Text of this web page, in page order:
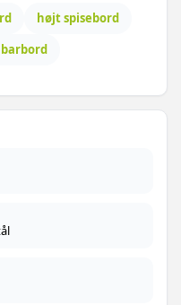
højt spisebord